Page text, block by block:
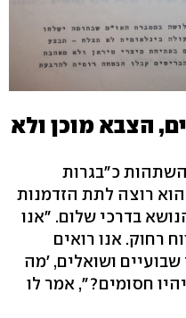
הצבא מוכן ולא
כ"בגרות
רוצה לתת הזדמנות
בדרכי שלום. "אנו
רחוק. אנו רואים
ושואלים, 'מה
חסומים?", אמר לו